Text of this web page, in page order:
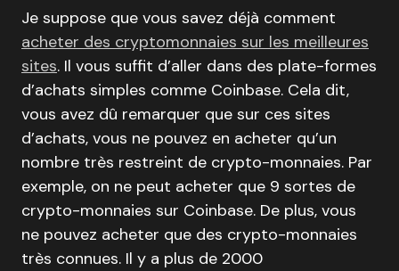
Je suppose que vous savez déjà comment
acheter des cryptomonnaies sur les meilleures
sites. Il vous suffit d’aller dans des plate-formes
d’achats simples comme Coinbase. Cela dit,
vous avez dû remarquer que sur ces sites
d’achats, vous ne pouvez en acheter qu’un
nombre très restreint de crypto-monnaies. Par
exemple, on ne peut acheter que 9 sortes de
crypto-monnaies sur Coinbase. De plus, vous
ne pouvez acheter que des crypto-monnaies
très connues. Il y a plus de 2000